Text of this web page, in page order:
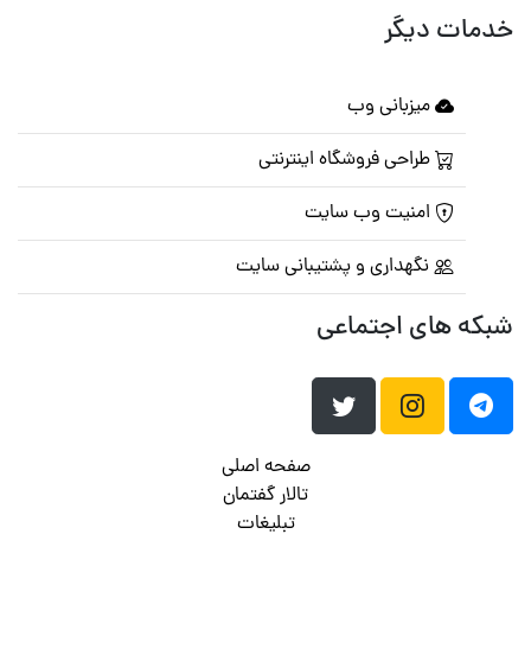
خدمات دیگر
میزبانی وب
طراحی فروشگاه اینترنتی
امنیت وب سایت
نگهداری و پشتیبانی سایت
شبکه های اجتماعی
صفحه اصلی
تالار گفتمان
تبلیغات